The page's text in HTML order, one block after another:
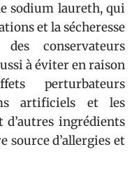
sodium laureth, qui
et la sécheresse
conservateurs
à éviter en raison
perturbateurs
artificiels et les
ingrédients
source d’allergies et